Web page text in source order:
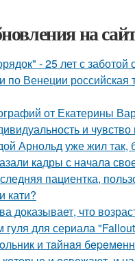
на
- 25 лет с заботой
по Венеции российская
от Екатерины
и
Арнольд уже жил так,
кадры с начала
пациентка,
кати?
доказывает, что
гуля для сериала
и тaйнaя